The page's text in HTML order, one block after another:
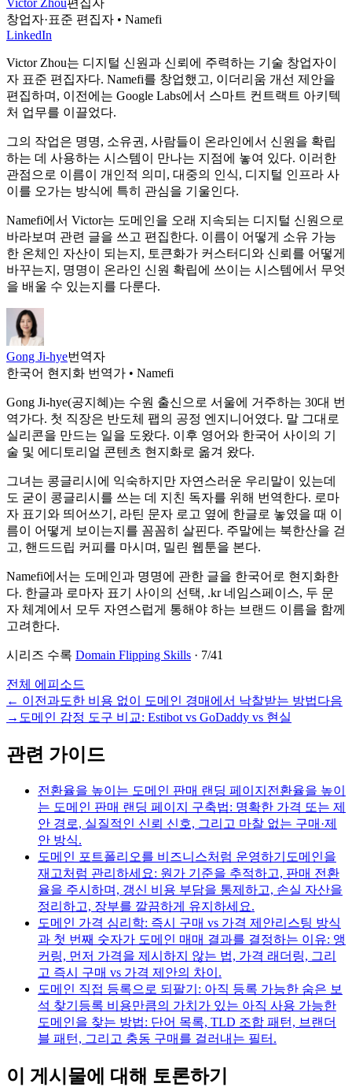
Victor Zhou편집자
창업자·표준 편집자 • Namefi
LinkedIn
Victor Zhou는 디지털 신원과 신뢰에 주력하는 기술 창업자이
자 표준 편집자다. Namefi를 창업했고, 이더리움 개선 제안을
편집하며, 이전에는 Google Labs에서 스마트 컨트랙트 아키텍
처 업무를 이끌었다.
그의 작업은 명명, 소유권, 사람들이 온라인에서 신원을 확립
하는 데 사용하는 시스템이 만나는 지점에 놓여 있다. 이러한
관점으로 이름이 개인적 의미, 대중의 인식, 디지털 인프라 사
이를 오가는 방식에 특히 관심을 기울인다.
Namefi에서 Victor는 도메인을 오래 지속되는 디지털 신원으로
바라보며 관련 글을 쓰고 편집한다. 이름이 어떻게 소유 가능
한 온체인 자산이 되는지, 토큰화가 커스터디와 신뢰를 어떻게
바꾸는지, 명명이 온라인 신원 확립에 쓰이는 시스템에서 무엇
을 배울 수 있는지를 다룬다.
Gong Ji-hye번역자
한국어 현지화 번역가 • Namefi
Gong Ji-hye(공지혜)는 수원 출신으로 서울에 거주하는 30대 번
역가다. 첫 직장은 반도체 팹의 공정 엔지니어였다. 말 그대로
실리콘을 만드는 일을 도왔다. 이후 영어와 한국어 사이의 기
술 및 에디토리얼 콘텐츠 현지화로 옮겨 왔다.
그녀는 콩글리시에 익숙하지만 자연스러운 우리말이 있는데
도 굳이 콩글리시를 쓰는 데 지친 독자를 위해 번역한다. 로마
자 표기와 띄어쓰기, 라틴 문자 로고 옆에 한글로 놓였을 때 이
름이 어떻게 보이는지를 꼼꼼히 살핀다. 주말에는 북한산을 걷
고, 핸드드립 커피를 마시며, 밀린 웹툰을 본다.
Namefi에서는 도메인과 명명에 관한 글을 한국어로 현지화한
다. 한글과 로마자 표기 사이의 선택, .kr 네임스페이스, 두 문
자 체계에서 모두 자연스럽게 통해야 하는 브랜드 이름을 함께
고려한다.
시리즈 수록 Domain Flipping Skills · 7/41
전체 에피소드
← 이전과도한 비용 없이 도메인 경매에서 낙찰받는 방법다음
→ 도메인 감정 도구 비교: Estibot vs GoDaddy vs 현실
관련 가이드
전환율을 높이는 도메인 판매 랜딩 페이지 전환율을 높이
는 도메인 판매 랜딩 페이지 구축법: 명확한 가격 또는 제
안 경로, 실질적인 신뢰 신호, 그리고 마찰 없는 구매·제
안 방식.
도메인 포트폴리오를 비즈니스처럼 운영하기 도메인을
재고처럼 관리하세요: 원가 기준을 추적하고, 판매 전환
율을 주시하며, 갱신 비용 부담을 통제하고, 손실 자산을
정리하고, 장부를 깔끔하게 유지하세요.
도메인 가격 심리학: 즉시 구매 vs 가격 제안리스팅 방식
과 첫 번째 숫자가 도메인 매매 결과를 결정하는 이유: 앵
커링, 먼저 가격을 제시하지 않는 법, 가격 래더링, 그리
고 즉시 구매 vs 가격 제안의 차이.
도메인 직접 등록으로 되팔기: 아직 등록 가능한 숨은 보
석 찾기 등록 비용만큼의 가치가 있는 아직 사용 가능한
도메인을 찾는 방법: 단어 목록, TLD 조합 패턴, 브랜더
블 패턴, 그리고 충동 구매를 걸러내는 필터.
이 게시물에 대해 토론하기